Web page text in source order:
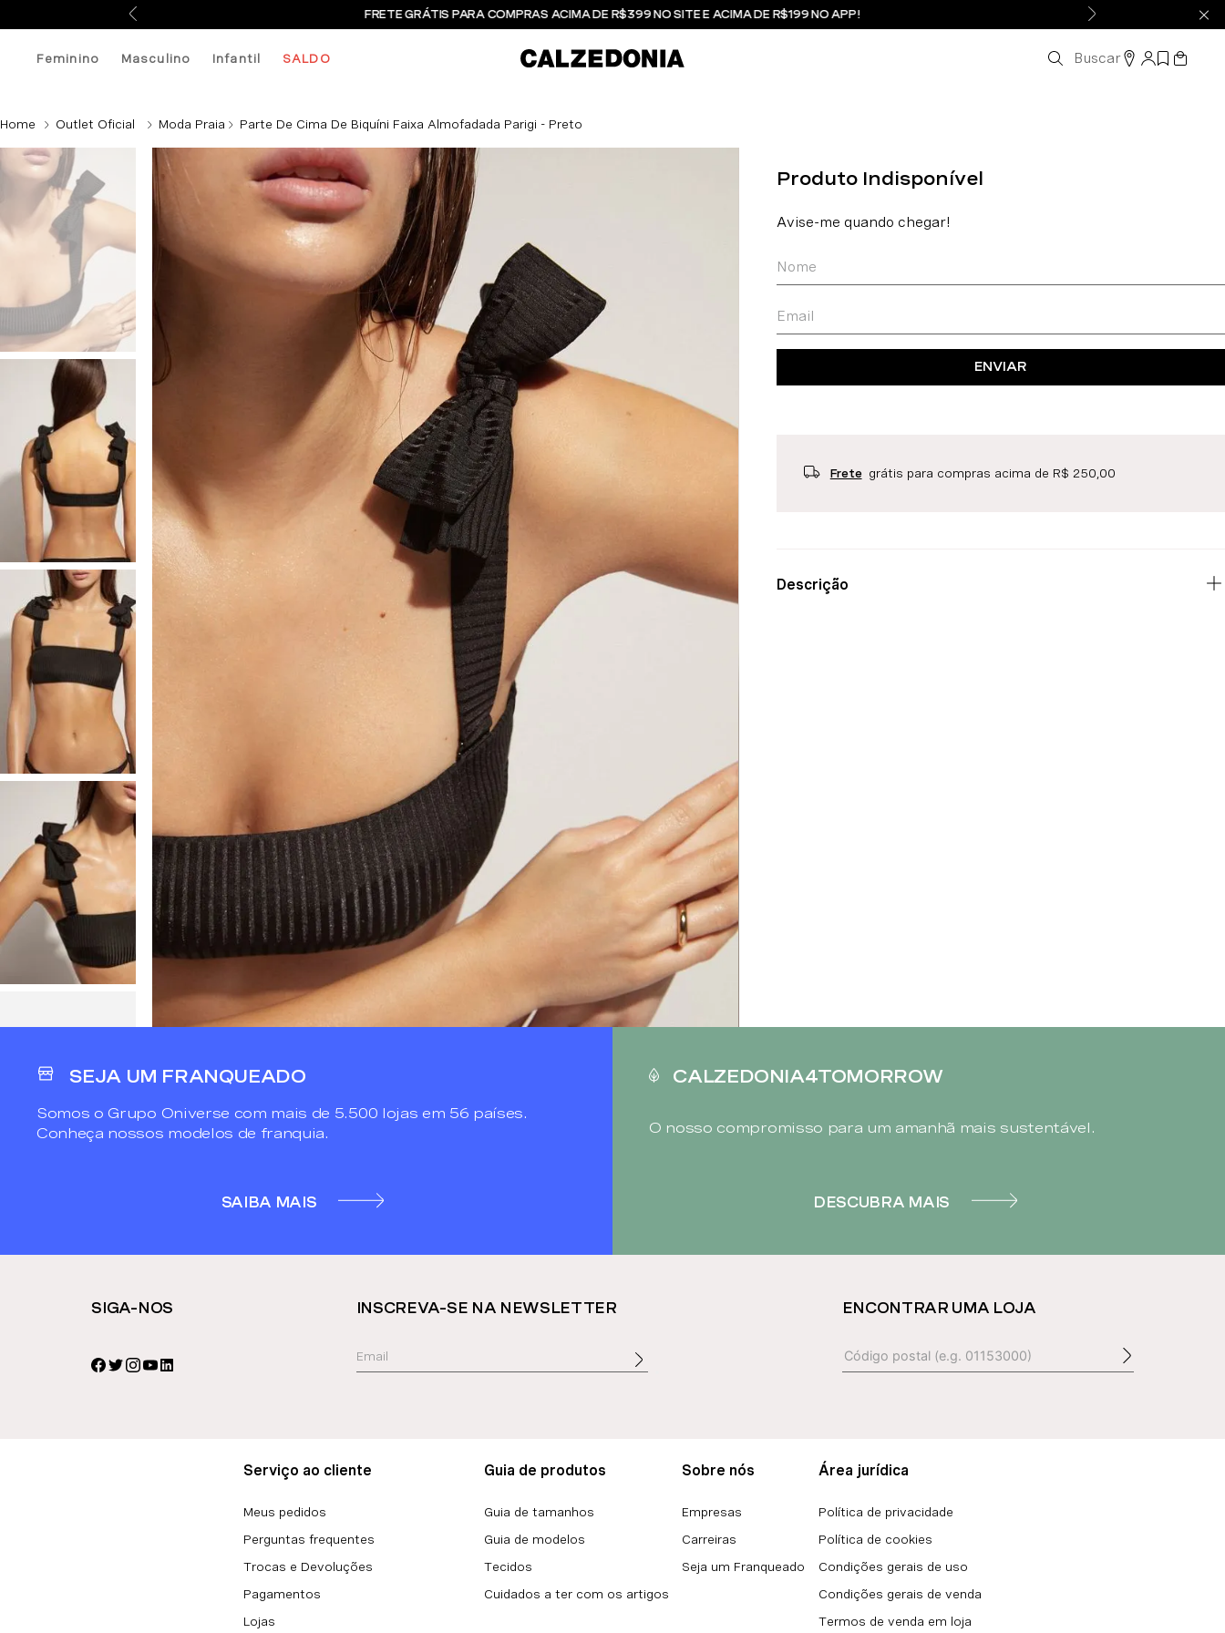
FRETE GRÁTIS PARA COMPRAS ACIMA DE R$399 NO SITE E ACIMA DE R$199 NO APP!
Feminino Masculino Infantil SALDO Buscar
Outlet Oficial Moda Praia Parte De Cima De Biquíni Faixa Almofadada Parigi - Preto
ENVIAR
Frete grátis para compras acima de R$ 250,00
Descrição
SEJA UM FRANQUEADO
Somos o Grupo Oniverse com mais de 5.500 lojas em 56 países.
Conheça nossos modelos de franquia.
SAIBA MAIS
CALZEDONIA4TOMORROW
O nosso compromisso para um amanhã mais sustentável.
DESCUBRA MAIS
SIGA-NOS INSCREVA-SE NA NEWSLETTER ENCONTRAR UMA LOJA
Serviço ao cliente
Meus pedidos
Perguntas frequentes
Trocas e Devoluções
Pagamentos
Lojas
Guia de produtos
Guia de tamanhos
Guia de modelos
Tecidos
Cuidados a ter com os artigos
Sobre nós
Empresas
Carreiras
Seja um Franqueado
Área jurídica
Política de privacidade
Política de cookies
Condições gerais de uso
Condições gerais de venda
Termos de venda em loja